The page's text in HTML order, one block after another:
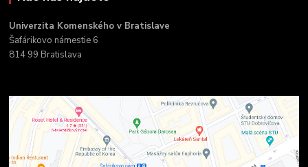
Univerzita Komenského v Bratislave
Šafárikovo námestie 6
814 99 Bratislava